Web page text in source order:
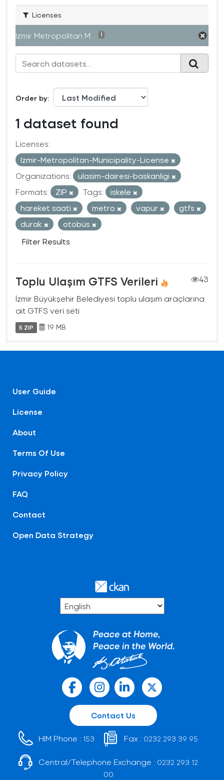
Licenses
Izmir Metropolitan M... 1
Order by
1 dataset found
Licenses:
Izmir-Metropolitan-Municipality-License
Organizations:
ulasim-dairesi-baskanligi
Formats:
ZIP Tags:
iskele
hareket saati
metro vapur
gtfs
durak
otobüs
Filter Results
Toplu Ulaşım GTFS Verileri
43
İzmir Büyükşehir Belediyesi toplu ulaşım araçlarına
ait GTFS veri seti
5 ZIP 19 MB
User Guide
License
About
Terms Of Use
Privacy Policy
FAQ
Contact
Open Data Strategy
Contact Us
HIM Phone : 153 Fax : 0232 293 39 95
Central/Telephone Exchange : 0232 293 12
00